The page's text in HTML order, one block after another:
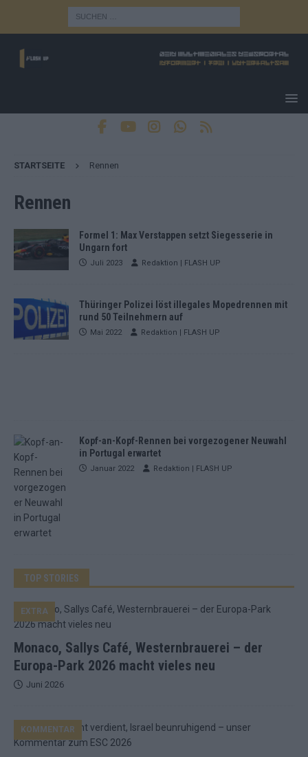
STARTSEITE Rennen
Rennen
Formel 1: Max Verstappen setzt Siegesserie in
Ungarn fort
Juli 2023 Redaktion | FLASH UP
Thüringer Polizei löst illegales Mopedrennen mit
rund 50 Teilnehmern auf
Mai 2022 Redaktion | FLASH UP
Kopf-an-Kopf-Rennen bei vorgezogener Neuwahl
in Portugal erwartet
Januar 2022 Redaktion | FLASH UP
TOP STORIES
Monaco, Sallys Café, Westernbrauerei – der
Europa-Park 2026 macht vieles neu
EXTRA
Juni 2026
KOMMENTAR